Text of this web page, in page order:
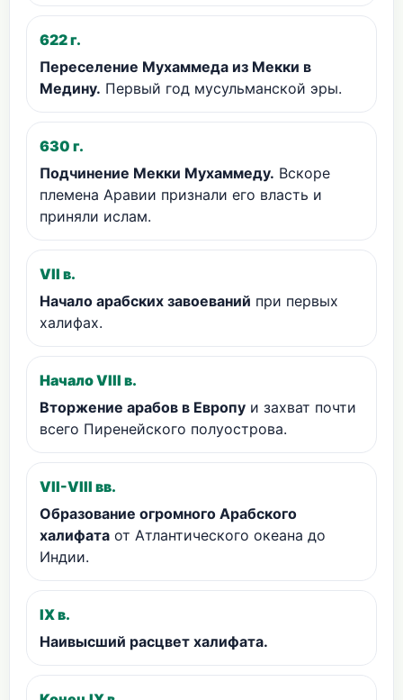
622 г.
Переселение Мухаммеда из Мекки в
Медину. Первый год мусульманской эры.
630 г.
Подчинение Мекки Мухаммеду. Вскоре
племена Аравии признали его власть и
приняли ислам.
VII в.
Начало арабских завоеваний при первых
халифах.
Начало VIII в.
Вторжение арабов в Европу и захват почти
всего Пиренейского полуострова.
VII-VIII вв.
Образование огромного Арабского
халифата от Атлантического океана до
Индии.
IX в.
Наивысший расцвет халифата.